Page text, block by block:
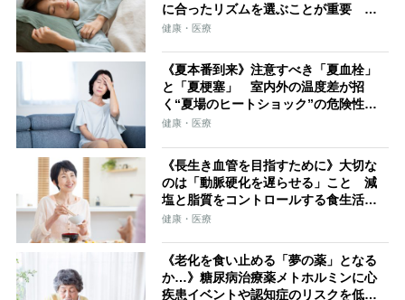
に合ったリズムを選ぶことが重要 最
適環境は室温22〜24℃、布団の中33〜
健康・医療
《夏本番到来》注意すべき「夏血栓」
と「夏梗塞」 室内外の温度差が招
く“夏場のヒートショック”の危険性、
サウナ後の水風呂や冷たいビールの一
健康・医療
《長生き血管を目指すために》大切な
のは「動脈硬化を遅らせる」こと 減
塩と脂質をコントロールする食生活、1
日30分の早歩きで血管の柔軟性をキー
健康・医療
《老化を食い止める「夢の薬」となる
か…》糖尿病治療薬メトホルミンに心
疾患イベントや認知症のリスクを低下